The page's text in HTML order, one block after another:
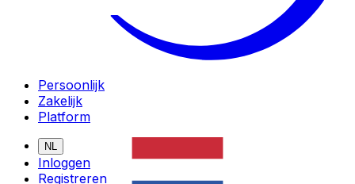
Persoonlijk
Zakelijk
Platform
NL
Inloggen
Registreren